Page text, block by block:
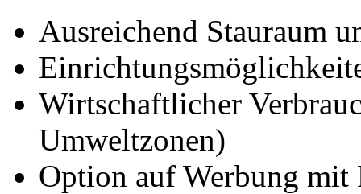
Ausreichend Stauraum
Wirtschaftlicher
Umweltzonen)
Option auf Werbung